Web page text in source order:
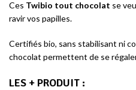
Ces Twibio tout chocolat se
ravir vos papilles.
Certifiés bio, sans stabilisant ni
chocolat permettent de se
LES + PRODUIT :